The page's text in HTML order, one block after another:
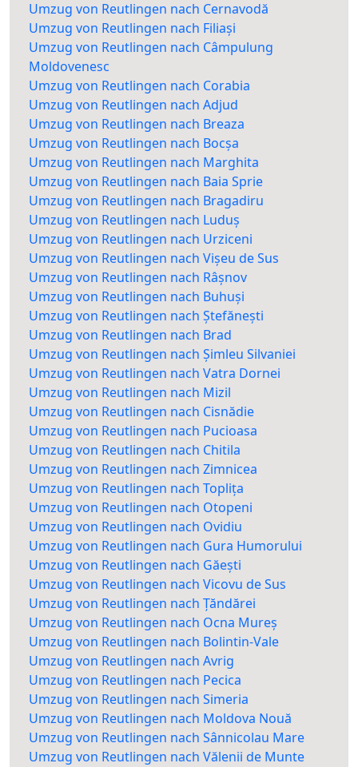
Umzug von Reutlingen nach Cernavodă
Umzug von Reutlingen nach Filiași
Umzug von Reutlingen nach Câmpulung
Moldovenesc
Umzug von Reutlingen nach Corabia
Umzug von Reutlingen nach Adjud
Umzug von Reutlingen nach Breaza
Umzug von Reutlingen nach Bocșa
Umzug von Reutlingen nach Marghita
Umzug von Reutlingen nach Baia Sprie
Umzug von Reutlingen nach Bragadiru
Umzug von Reutlingen nach Luduș
Umzug von Reutlingen nach Urziceni
Umzug von Reutlingen nach Vișeu de Sus
Umzug von Reutlingen nach Râșnov
Umzug von Reutlingen nach Buhuși
Umzug von Reutlingen nach Ștefănești
Umzug von Reutlingen nach Brad
Umzug von Reutlingen nach Șimleu Silvaniei
Umzug von Reutlingen nach Vatra Dornei
Umzug von Reutlingen nach Mizil
Umzug von Reutlingen nach Cisnădie
Umzug von Reutlingen nach Pucioasa
Umzug von Reutlingen nach Chitila
Umzug von Reutlingen nach Zimnicea
Umzug von Reutlingen nach Toplița
Umzug von Reutlingen nach Otopeni
Umzug von Reutlingen nach Ovidiu
Umzug von Reutlingen nach Gura Humorului
Umzug von Reutlingen nach Găești
Umzug von Reutlingen nach Vicovu de Sus
Umzug von Reutlingen nach Țăndărei
Umzug von Reutlingen nach Ocna Mureș
Umzug von Reutlingen nach Bolintin-Vale
Umzug von Reutlingen nach Avrig
Umzug von Reutlingen nach Pecica
Umzug von Reutlingen nach Simeria
Umzug von Reutlingen nach Moldova Nouă
Umzug von Reutlingen nach Sânnicolau Mare
Umzug von Reutlingen nach Vălenii de Munte